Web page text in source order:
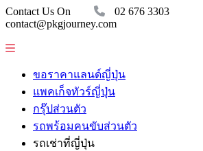
Contact Us On
02 676 3303
contact@pkgjourney.com
ขอราคาแลนด์ญี่ปุ่น
แพคเก็จทัวร์ญี่ปุ่น
กรุ๊ปส่วนตัว
รถพร้อมคนขับส่วนตัว
รถเช่าที่ญี่ปุ่น